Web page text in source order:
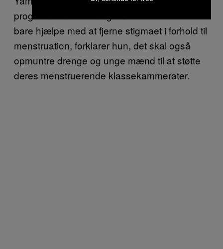
program. Undervisningsmaterialet skal ikke
bare hjælpe med at fjerne stigmaet i forhold til
menstruation, forklarer hun, det skal også
opmuntre drenge og unge mænd til at støtte
deres menstruerende klassekammerater.